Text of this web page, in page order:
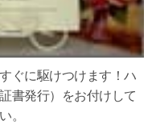
ぐに駆けつけます！ハ
書発行）をお付けして
。